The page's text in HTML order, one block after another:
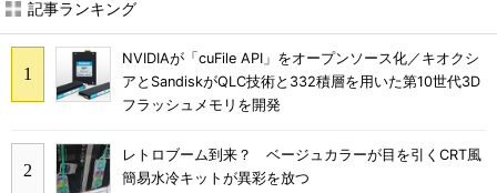
記事ランキング
NVIDIAが「cuFile API」をオープンソース化／キオクシ
アとSandiskがQLC技術と332積層を用いた第10世代3D
フラッシュメモリを開発
レトロブーム到来？ ベージュカラーが目を引くCRT風
簡易水冷キットが異彩を放つ